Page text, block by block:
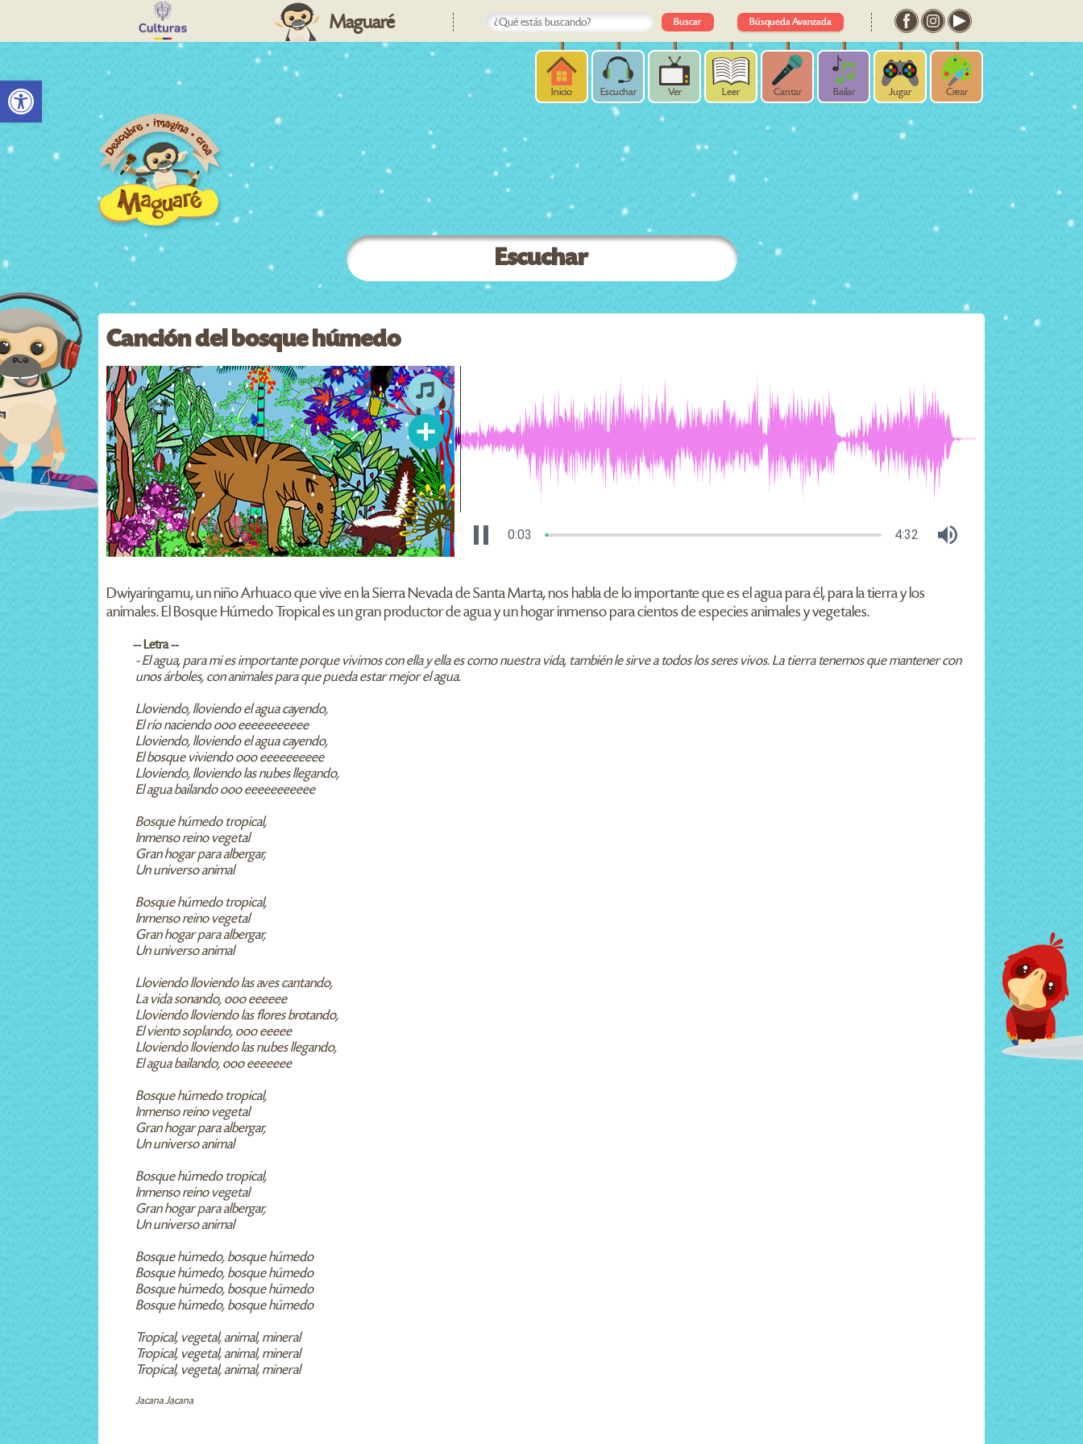
Abrir barra de herramientas
Maguaré Búsqueda Avanzada
Inicio Escuchar Ver Leer Cantar Bailar Jugar Crear
Escuchar
Canción del bosque húmedo
0:04 4:32
Dwiyaringamu, un niño Arhuaco que vive en la Sierra Nevada de Santa Marta, nos habla de lo importante que es el agua para él, para la tierra y los
animales. El Bosque Húmedo Tropical es un gran productor de agua y un hogar inmenso para cientos de especies animales y vegetales.
-- Letra --
- El agua, para mi es importante porque vivimos con ella y ella es como nuestra vida, también le sirve a todos los seres vivos. La tierra tenemos que mantener con
unos árboles, con animales para que pueda estar mejor el agua.
Lloviendo, lloviendo el agua cayendo,
El río naciendo ooo eeeeeeeeeee
Lloviendo, lloviendo el agua cayendo,
El bosque viviendo ooo eeeeeeeeee
Lloviendo, lloviendo las nubes llegando,
El agua bailando ooo eeeeeeeeeee
Bosque húmedo tropical,
Inmenso reino vegetal
Gran hogar para albergar,
Un universo animal
Bosque húmedo tropical,
Inmenso reino vegetal
Gran hogar para albergar,
Un universo animal
Lloviendo lloviendo las aves cantando,
La vida sonando, ooo eeeeee
Lloviendo lloviendo las flores brotando,
El viento soplando, ooo eeeee
Lloviendo lloviendo las nubes llegando,
El agua bailando, ooo eeeeeee
Bosque húmedo tropical,
Inmenso reino vegetal
Gran hogar para albergar,
Un universo animal
Bosque húmedo tropical,
Inmenso reino vegetal
Gran hogar para albergar,
Un universo animal
Bosque húmedo, bosque húmedo
Bosque húmedo, bosque húmedo
Bosque húmedo, bosque húmedo
Bosque húmedo, bosque húmedo
Tropical, vegetal, animal, mineral
Tropical, vegetal, animal, mineral
Tropical, vegetal, animal, mineral
Jacana Jacana